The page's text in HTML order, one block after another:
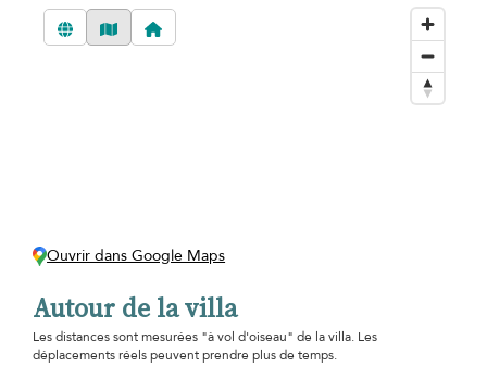
Ouvrir dans Google Maps
Autour de la villa
Les distances sont mesurées "à vol d'oiseau" de la villa. Les
déplacements réels peuvent prendre plus de temps.